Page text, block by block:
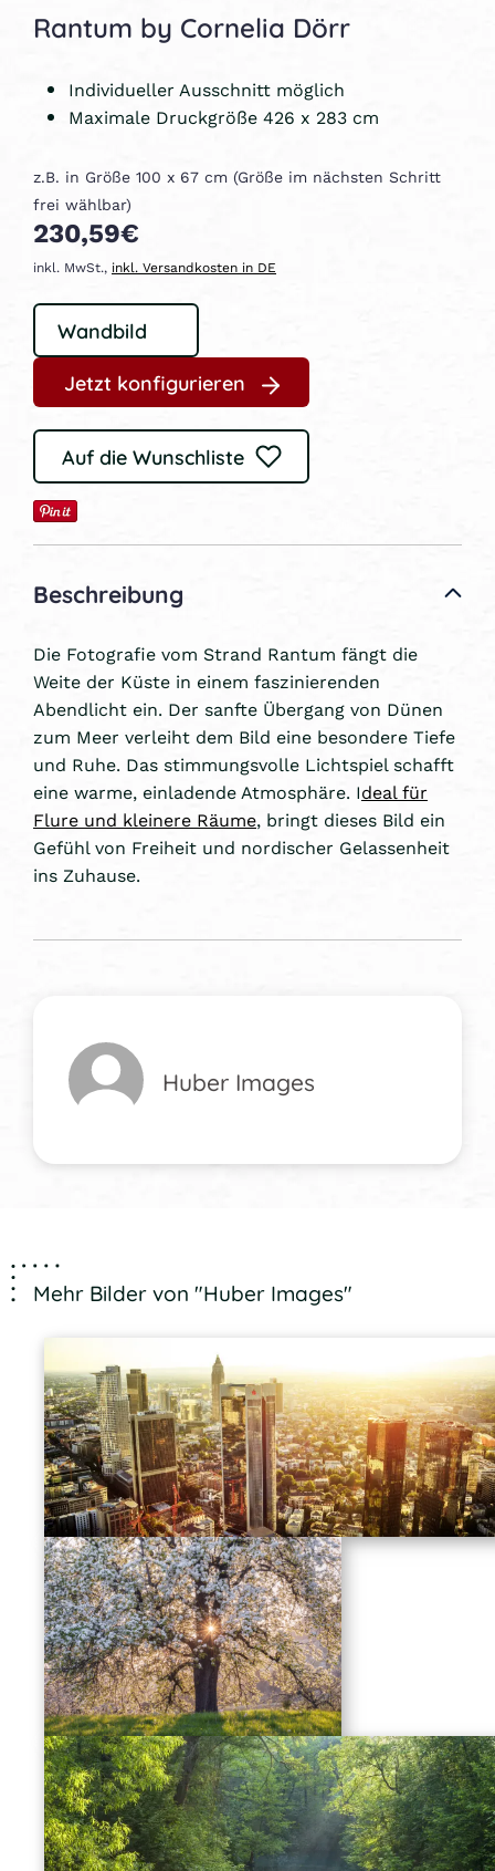
Rantum by Cornelia Dörr
Individueller Ausschnitt möglich
Maximale Druckgröße 426 x 283 cm
z.B. in Größe 100 x 67 cm (Größe im nächsten Schritt
frei wählbar)
230,59€
inkl. MwSt., inkl. Versandkosten in DE
Jetzt konfigurieren
Auf die Wunschliste
Beschreibung
Die Fotografie vom Strand Rantum fängt die
Weite der Küste in einem faszinierenden
Abendlicht ein. Der sanfte Übergang von Dünen
zum Meer verleiht dem Bild eine besondere Tiefe
und Ruhe. Das stimmungsvolle Lichtspiel schafft
eine warme, einladende Atmosphäre. Ideal für
Flure und kleinere Räume, bringt dieses Bild ein
Gefühl von Freiheit und nordischer Gelassenheit
ins Zuhause.
Huber Images
Mehr Bilder von "Huber Images"